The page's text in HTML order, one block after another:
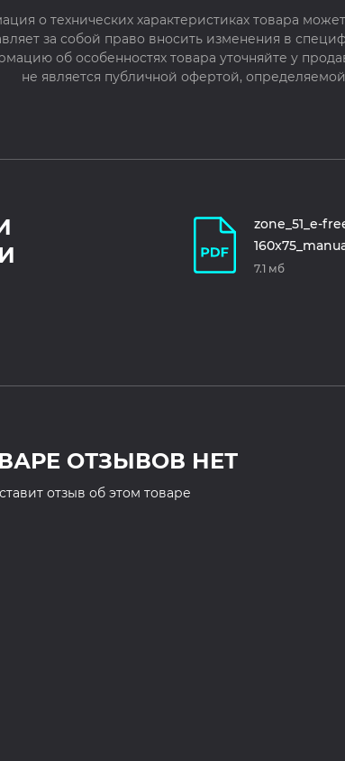
о технических характеристиках товара
за собой право вносить изменения в
об особенностях товара уточняйте у
не является публичной офертой,
zone_51_e-
7.1 мб
ОТЗЫВОВ НЕТ
отзыв об этом товаре